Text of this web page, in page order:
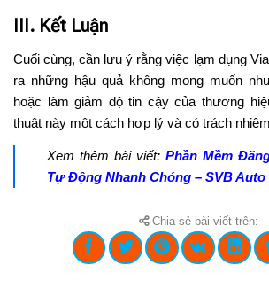
III. Kết Luận
Cuối cùng, cần lưu ý rằng việc lạm dụng
ra những hậu quả không mong muốn
hoặc làm giảm độ tin cậy của thương
thuật này một cách hợp lý và có trách
Xem thêm bài viết: Phần Mềm
Tự Động Nhanh Chóng – SVB Auto
Chia sẻ bài viết trên: